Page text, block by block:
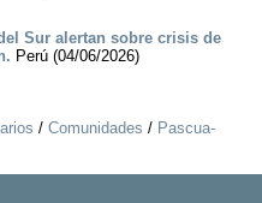
Sur alertan sobre crisis de
Perú (04/06/2026)
/ Comunidades / Pascua-